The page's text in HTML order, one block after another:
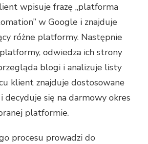
wpisuje frazę „platforma
w Google i znajduje
różne platformy. Następnie
odwiedza ich strony
blogi i analizuje listy
klient znajduje dostosowane
decyduje się na darmowy okres
platformie.
procesu prowadzi do